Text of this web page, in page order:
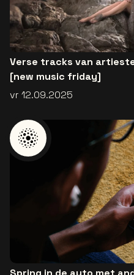
Verse tracks van
[new music friday]
vr 12.09.2025